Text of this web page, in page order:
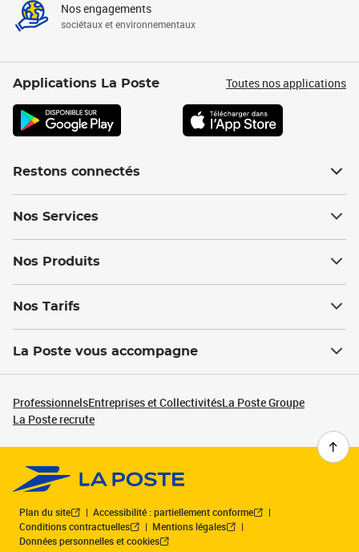
Nos engagements
sociétaux et environnementaux
Applications La Poste Toutes nos applications
Restons connectés
Nos Services
Nos Produits
Nos Tarifs
La Poste vous accompagne
ProfessionnelsEntreprises et CollectivitésLa Poste Groupe
La Poste recrute
Plan du site
Accessibilité : partiellement conforme
Conditions contractuelles
Mentions légales
Données personnelles et cookies